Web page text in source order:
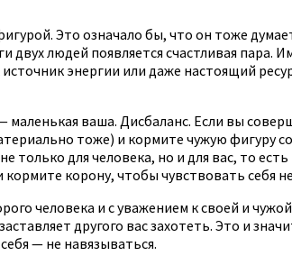
Это означало бы, что он тоже
людей появляется счастливая пара.
энергии или даже настоящий
ваша. Дисбаланс. Если вы
тоже) и кормите чужую фигуру
только для человека, но и для вас, то
корону, чтобы чувствовать себя
человека и с уважением к своей и
другого вас захотеть. Это и
— не навязываться.